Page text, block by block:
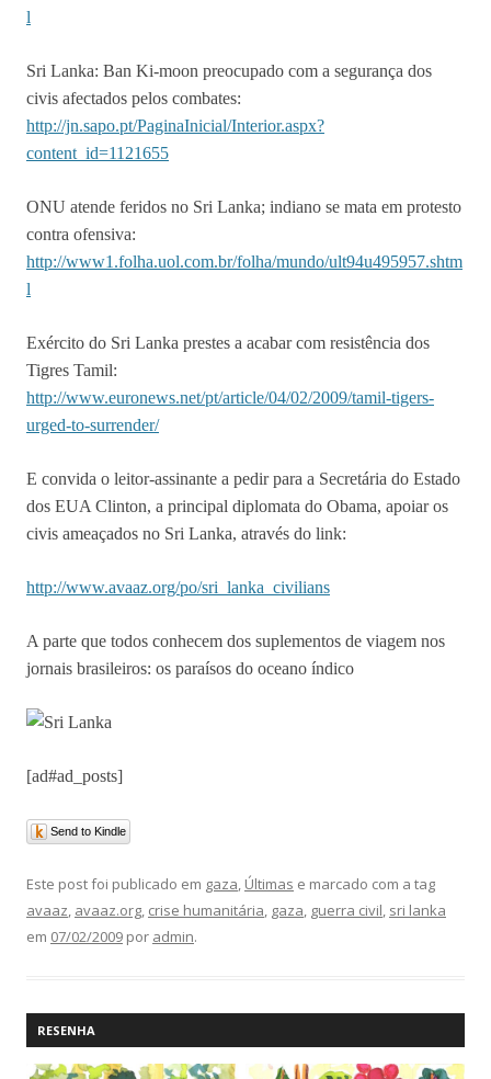
l
Sri Lanka: Ban Ki-moon preocupado com a segurança dos
civis afectados pelos combates:
http://jn.sapo.pt/PaginaInicial/Interior.aspx?
content_id=1121655
ONU atende feridos no Sri Lanka; indiano se mata em protesto
contra ofensiva:
http://www1.folha.uol.com.br/folha/mundo/ult94u495957.shtm
l
Exército do Sri Lanka prestes a acabar com resistência dos
Tigres Tamil:
http://www.euronews.net/pt/article/04/02/2009/tamil-tigers-
urged-to-surrender/
E convida o leitor-assinante a pedir para a Secretária do Estado
dos EUA Clinton, a principal diplomata do Obama, apoiar os
civis ameaçados no Sri Lanka, através do link:
http://www.avaaz.org/po/sri_lanka_civilians
A parte que todos conhecem dos suplementos de viagem nos
jornais brasileiros: os paraísos do oceano índico
[ad#ad_posts]
Send to Kindle
Este post foi publicado em gaza Últimas e marcado com a tag
avaaz avaaz.org crise humanitária gaza guerra civil sri lanka
em 07/02/2009 por admin.
RESENHA